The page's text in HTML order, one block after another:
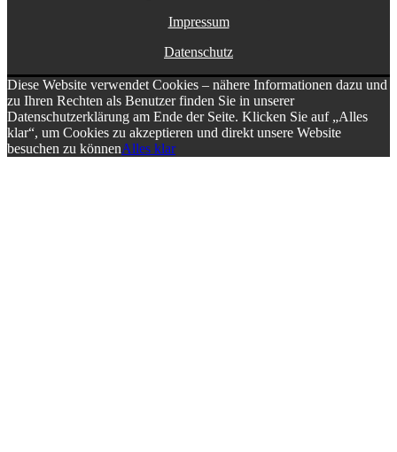
Impressum
Datenschutz
Diese Website verwendet Cookies – nähere Informationen dazu und
zu Ihren Rechten als Benutzer finden Sie in unserer
Datenschutzerklärung am Ende der Seite. Klicken Sie auf „Alles
klar“, um Cookies zu akzeptieren und direkt unsere Website
besuchen zu könnenAlles klar